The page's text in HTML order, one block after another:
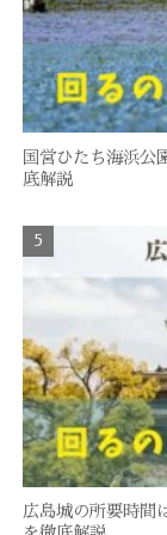
国営ひたち海浜公
底解説
広島城の所要時間